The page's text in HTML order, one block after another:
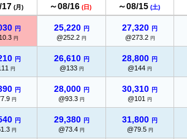
17 (月) ～08/16 (日) ～08/15 (土)
円
円
25,220 円
@252.2円
27,320 円
@273.2 円
円
円
26,610 円
@133 円
28,800 円
@144円
円
円
28,000 円
@93.3円
30,310 円
@101円
円
円
29,380 円
@73.4円
31,800 円
@79.5 円